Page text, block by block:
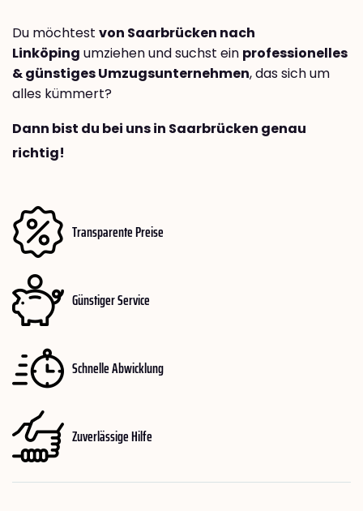
Du möchtest von Saarbrücken nach
Linköping umziehen und suchst ein professionelles
& günstiges Umzugsunternehmen, das sich um
alles kümmert?
Dann bist du bei uns in Saarbrücken genau
richtig!
Transparente Preise
Günstiger Service
Schnelle Abwicklung
Zuverlässige Hilfe